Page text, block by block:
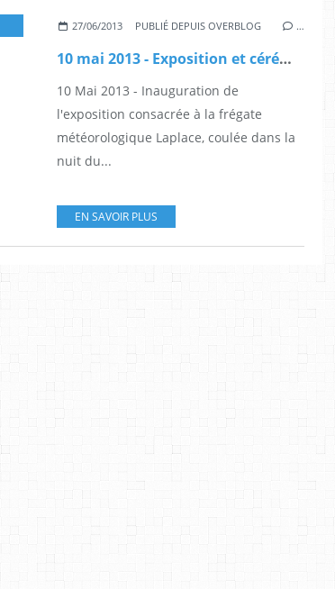
27/06/2013 PUBLIÉ DEPUIS OVERBLOG …
10 mai 2013 - Exposition et cérémonie en hommage aux 51 victimes de la Frégate Météorologique Laplace (vidéo)
10 Mai 2013 - Inauguration de
l'exposition consacrée à la frégate
météorologique Laplace, coulée dans la
nuit du...
EN SAVOIR PLUS